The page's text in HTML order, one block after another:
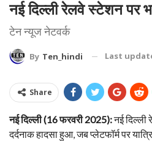
नई दिल्ली रेलवे स्टेशन पर
टेन न्यूज नेटवर्क
By Ten_hindi Last
Share
नई दिल्ली (16 फरवरी 2025):नई दिल्ली
दर्दनाक हादसा हुआ, जब प्लेटफॉर्म पर